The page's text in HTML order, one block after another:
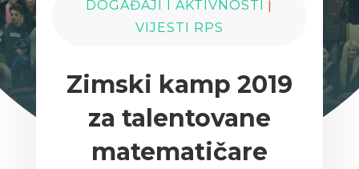
DOGAĐAJI I AKTIVNOSTI |
VIJESTI RPS
Zimski kamp 2019
za talentovane
matematičare